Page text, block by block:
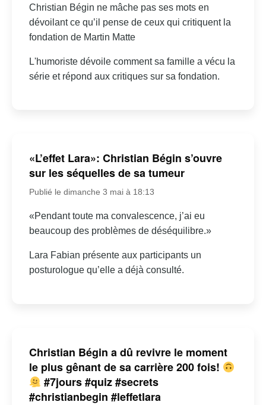
Christian Bégin ne mâche pas ses mots en
dévoilant ce qu’il pense de ceux qui critiquent la
fondation de Martin Matte
L'humoriste dévoile comment sa famille a vécu la
série et répond aux critiques sur sa fondation.
«L’effet Lara»: Christian Bégin s’ouvre
sur les séquelles de sa tumeur
Publié le dimanche 3 mai à 18:13
«Pendant toute ma convalescence, j’ai eu
beaucoup des problèmes de déséquilibre.»
Lara Fabian présente aux participants un
posturologue qu’elle a déjà consulté.
Christian Bégin a dû revivre le moment
le plus gênant de sa carrière 200 fois!
#7jours #quiz #secrets
#christianbegin #leffetlara